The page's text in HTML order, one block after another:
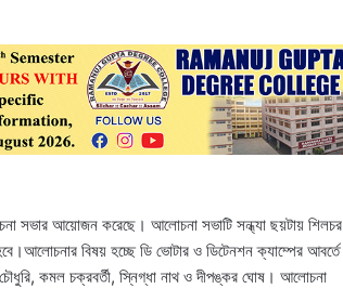
সভার আয়োজন করেছে। আলোচনা সভাটি সন্ধ্যা ছয়টায় শিলচর
বিষয় হচ্ছে ডি ভোটার ও ডিটেনশন ক্যাম্পের আবর্তে
কমল চক্রবর্তী, স্নিগ্ধা নাথ ও দীপঙ্কর ঘোষ। আলোচনা